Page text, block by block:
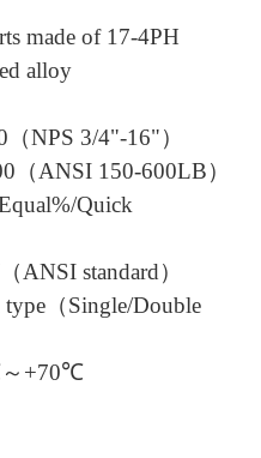
made of 17-4PH
alloy
NPS 3/4"-16"）
（ANSI 150-600LB）
Quick
ANSI standard）
（Single/Double
～+70℃